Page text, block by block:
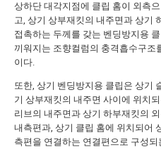
상하단 대각지점에 클립 홈이 외측
고, 상기 상부재킷의 내주면과 상기
접촉하는 두께를 갖는 벤딩방지용
끼워지는 조향컬럼의 충격흡수구조
이다.
또한, 상기 벤딩방지용 클립은 상기
기 상부재킷의 내주면 사이에 위치
리브의 내주면과 상기 하부재킷의
내측편과, 상기 클립 홈에 위치되어
측편을 연결하는 연결편으로 구성되